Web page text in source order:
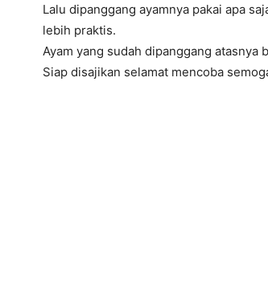
Lalu dipanggang ayamnya pakai apa
lebih praktis.
Ayam yang sudah dipanggang atasnya
Siap disajikan selamat mencoba